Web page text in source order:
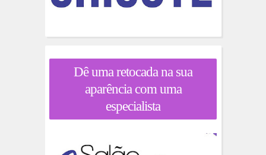
Dê uma retocada na sua
aparência com uma
especialista